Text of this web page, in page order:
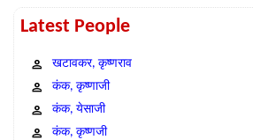
Latest People
खटावकर, कृष्णराव
कंक, कृष्णाजी
कंक, येसाजी
कंक, कृष्णजी